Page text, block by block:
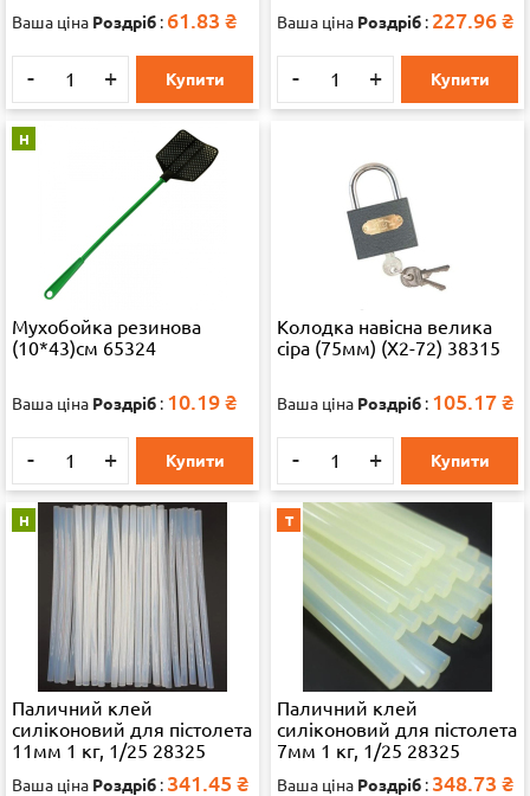
Ваша ціна Роздріб : 61.83 ₴
- + Купити
Ваша ціна Роздріб : 227.96 ₴
- + Купити
Н
Мухобойка резинова
(10*43)см 65324
Ваша ціна Роздріб : 10.19 ₴
- + Купити
Колодка навісна велика
сіра (75мм) (X2-72) 38315
Ваша ціна Роздріб : 105.17 ₴
- + Купити
Н
Паличний клей
силіконовий для пістолета
11мм 1 кг, 1/25 28325
Ваша ціна Роздріб : 341.45 ₴
Т
Паличний клей
силіконовий для пістолета
7мм 1 кг, 1/25 28325
Ваша ціна Роздріб : 348.73 ₴